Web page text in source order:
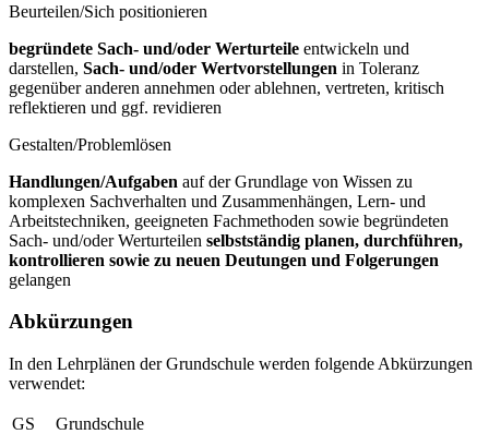
Beurteilen/Sich positionieren
begründete Sach- und/oder Werturteile entwickeln und
darstellen, Sach- und/oder Wertvorstellungen in Toleranz
gegenüber anderen annehmen oder ablehnen, vertreten, kritisch
reflektieren und ggf. revidieren
Gestalten/Problemlösen
Handlungen/Aufgaben auf der Grundlage von Wissen zu
komplexen Sachverhalten und Zusammenhängen, Lern- und
Arbeitstechniken, geeigneten Fachmethoden sowie begründeten
Sach- und/oder Werturteilen selbstständig planen, durchführen,
kontrollieren sowie zu neuen Deutungen und Folgerungen
gelangen
Abkürzungen
In den Lehrplänen der Grundschule werden folgende Abkürzungen
verwendet:
GS
Grundschule